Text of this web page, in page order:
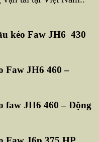
kéo Faw JH6 430
Faw JH6 460 –
faw JH6 460 – Động